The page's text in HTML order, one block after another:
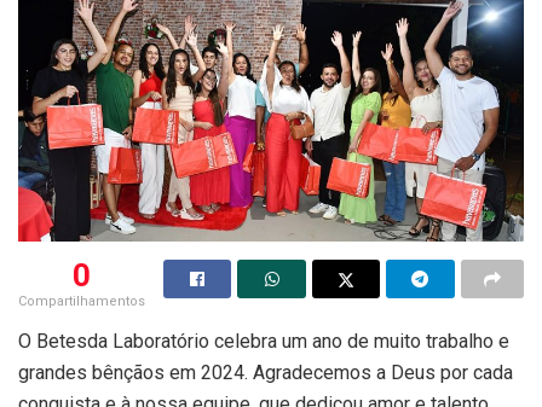
0
Compartilhamentos
O Betesda Laboratório celebra um ano de muito trabalho e
grandes bênçãos em 2024. Agradecemos a Deus por cada